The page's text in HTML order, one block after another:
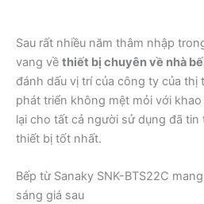
Sau rất nhiều năm thâm nhập
vang về thiết bị chuyên về nhà
đánh dấu vị trí của công ty của thị
phát triển không mệt mỏi với
lại cho tất cả người sử dụng đã
thiết bị tốt nhất.
Bếp từ Sanaky SNK-BTS22C
sáng giá sau